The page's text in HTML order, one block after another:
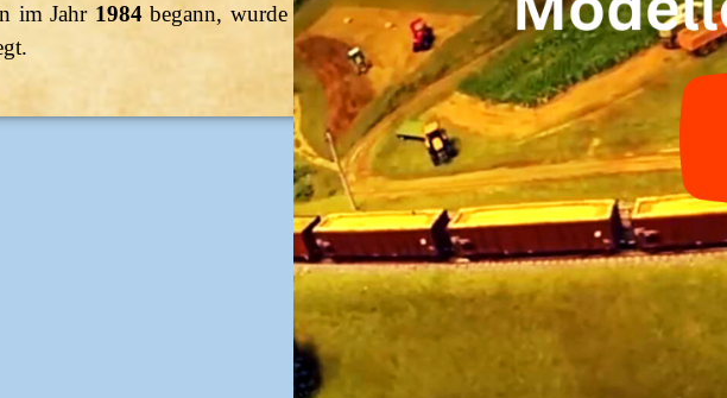
im Jahr 1984begann, wurde